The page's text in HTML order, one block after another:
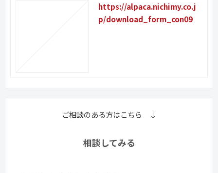
https://alpaca.nichimy.co.j
p/download_form_con09
ご相談のある方はこちら ↓
相談してみる